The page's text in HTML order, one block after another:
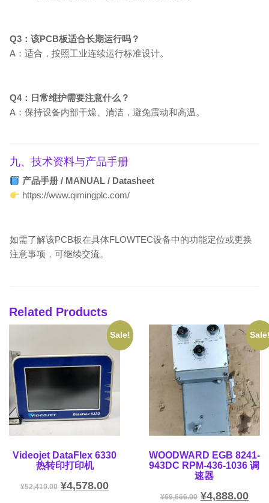
Q3：该PCB板适合长期运行吗？
A：适合，按照工业连续运行标准设计。
Q4：日常维护需要注意什么？
A：保持设备内部干燥、清洁，避免震动和高温。
九、技术资料与产品手册
产品手册 / MANUAL / Datasheet
https://www.qimingplc.com/
如需了解该PCB板在具体FLOWTEC设备中的功能定位或更换
注意事项，可继续交流。
Related Products
Sale!
Videojet DataFlex 6330
热转印打印机
¥52,410.00 ¥4,578.00
WOODWARD EGB 8241-
943DC RPM-436-1036 调
速器
¥66,666.00 ¥4,888.00